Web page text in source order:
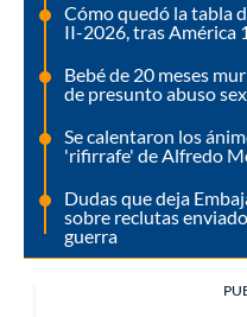
Cómo quedó la tabla
II-2026, tras América
Bebé de 20 meses
de presunto abuso
Se calentaron los
'rifirrafe' de Alfredo
Dudas que deja
sobre reclutas
guerra